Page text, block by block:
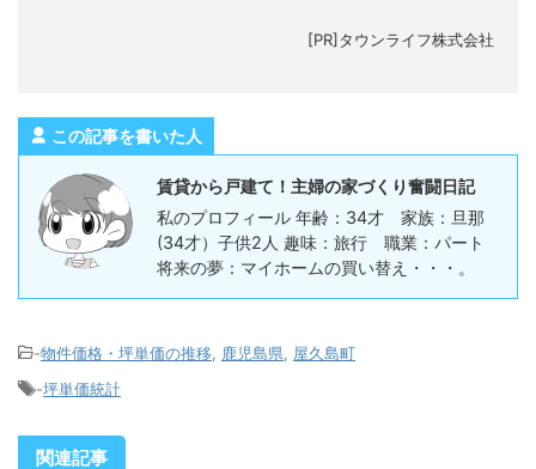
[PR]タウンライフ株式会社
この記事を書いた人
賃貸から戸建て！主婦の家づくり奮闘日記
私のプロフィール 年齢：34才 家族：旦那
(34才）子供2人 趣味：旅行 職業：パート
将来の夢：マイホームの買い替え・・・。
-物件価格・坪単価の推移 鹿児島県
屋久島町
-坪単価統計
関連記事